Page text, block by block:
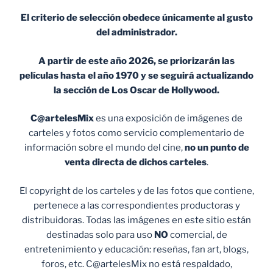
El criterio de selección obedece únicamente al gusto
del administrador.
A partir de este año 2026, se priorizarán las
películas hasta el año 1970 y se seguirá actualizando
la sección de Los Oscar de Hollywood.
C@artelesMixes una exposición de imágenes de
carteles y fotos como servicio complementario de
información sobre el mundo del cine,no un punto de
venta directa de dichos carteles.
El copyright de los carteles y de las fotos que contiene,
pertenece a las correspondientes productoras y
distribuidoras. Todas las imágenes en este sitio están
destinadas solo para uso NO comercial, de
entretenimiento y educación: reseñas, fan art, blogs,
foros, etc. C@artelesMix no está respaldado,